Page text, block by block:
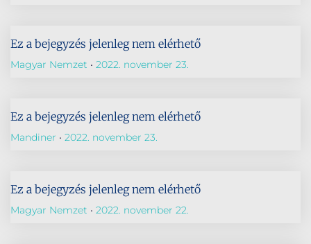
Ez a bejegyzés jelenleg nem elérhető
Magyar Nemzet 2022. november 23.
Ez a bejegyzés jelenleg nem elérhető
Mandiner 2022. november 23.
Ez a bejegyzés jelenleg nem elérhető
Magyar Nemzet 2022. november 22.